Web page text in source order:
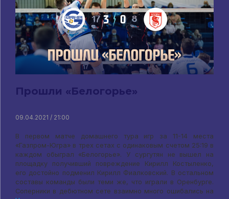
Прошли «Белогорье»
09.04.2021 / 21:00
В первом матче домашнего тура игр за 11-14 места
«Газпром-Югра» в трех сетах с одинаковым счетом 25:19 в
каждом обыграл «Белогорье». У сургутян не вышел на
площадку получивший повреждение Кирилл Костыленко,
его достойно подменил Кирилл Фиалковский. В остальном
составы команды были теми же, что играли в Оренбурге.
Соперники в дебютном сете взаимно много ошибались на